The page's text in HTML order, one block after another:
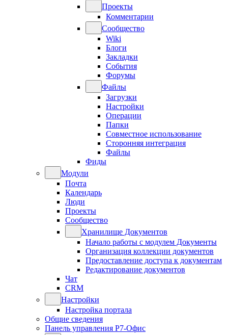
Проекты
Комментарии
Сообщество
Wiki
Блоги
Закладки
События
Форумы
Файлы
Загрузки
Настройки
Операции
Папки
Совместное использование
Сторонняя интеграция
Файлы
Фиды
Модули
Почта
Календарь
Люди
Проекты
Сообщество
Хранилище Документов
Начало работы с модулем Документы
Организация коллекции документов
Предоставление доступа к документам
Редактирование документов
Чат
CRM
Настройки
Настройка портала
Общие сведения
Панель управления Р7-Офис